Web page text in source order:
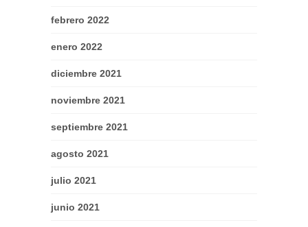
febrero 2022
enero 2022
diciembre 2021
noviembre 2021
septiembre 2021
agosto 2021
julio 2021
junio 2021